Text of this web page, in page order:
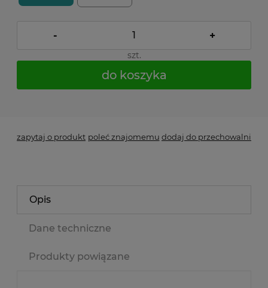
- +
szt.
do koszyka
zapytaj o produkt poleć znajomemu dodaj do przechowalni
Opis
Dane techniczne
Produkty powiązane